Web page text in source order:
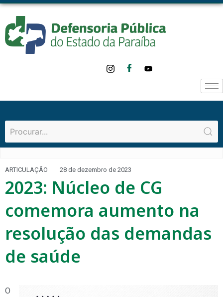
ARTICULAÇÃO 28 de dezembro de 2023
2023: Núcleo de CG
comemora aumento na
resolução das demandas
de saúde
O